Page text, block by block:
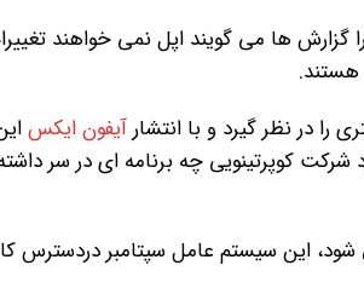
گزارش ها می گویند اپل نمی خواهند
هستند.
آیفون ایکس
کوپرتینویی چه برنامه ای در سر